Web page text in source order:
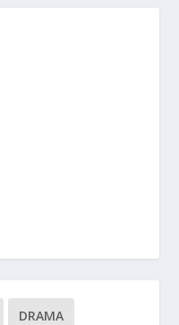
DRAMA